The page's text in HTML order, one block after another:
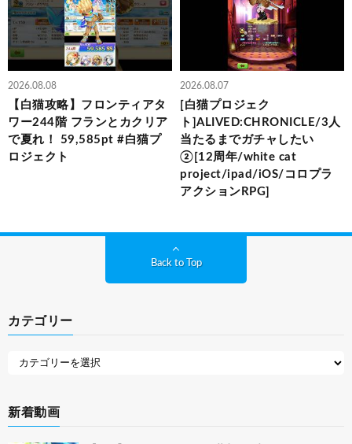
2026.08.08
【白猫攻略】フロンティアタ
ワー244階 フランとカクリア
で夏れ！ 59,585pt #白猫プ
ロジェクト
2026.08.07
[白猫プロジェク
ト]ALIVED:CHRONICLE/3人
当たるまでガチャしたい
②[12周年/white cat
project/ipad/iOS/コロプラ
アクションRPG]
Back to Top
カテゴリー
新着動画